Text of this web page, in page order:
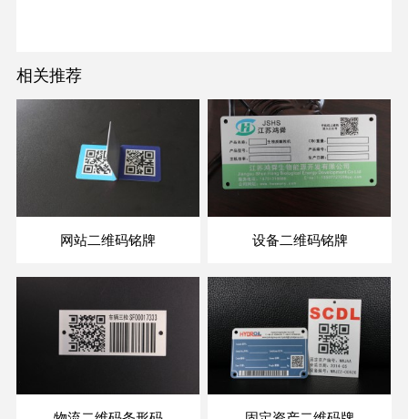
相关推荐
网站二维码铭牌 设备二维码铭牌